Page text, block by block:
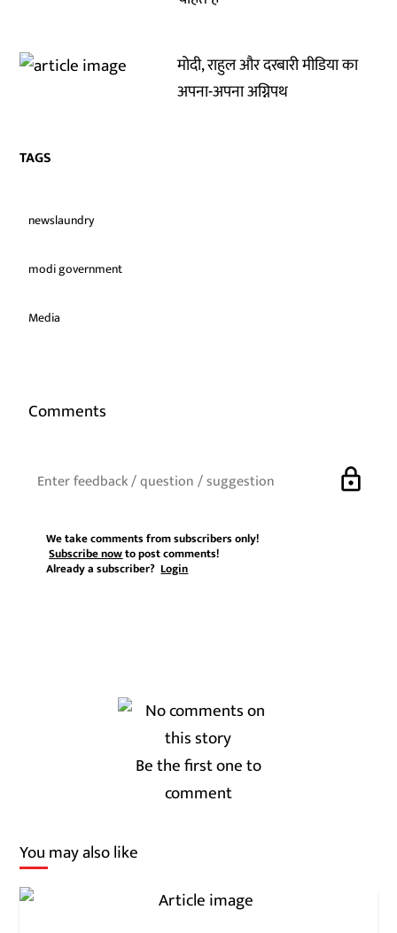
मोदी, राहुल और दरबारी मीडिया का
अपना-अपना अग्निपथ
TAGS
newslaundry
modi government
Media
Comments
lock
We take comments from subscribers only!
Subscribe nowto post comments!
Already a subscriber?Login
Be the first one to
comment
You may also like